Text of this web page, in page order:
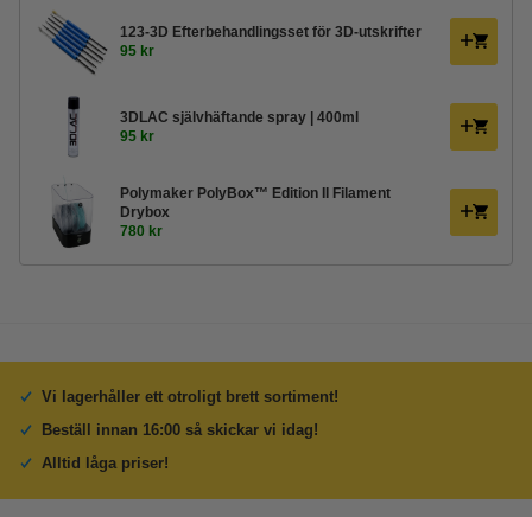
123-3D Efterbehandlingsset för 3D-utskrifter
95 kr
3DLAC självhäftande spray | 400ml
95 kr
Polymaker PolyBox™ Edition II Filament
Drybox
780 kr
Vi lagerhåller ett otroligt brett sortiment!
Beställ innan 16:00 så skickar vi idag!
Alltid låga priser!